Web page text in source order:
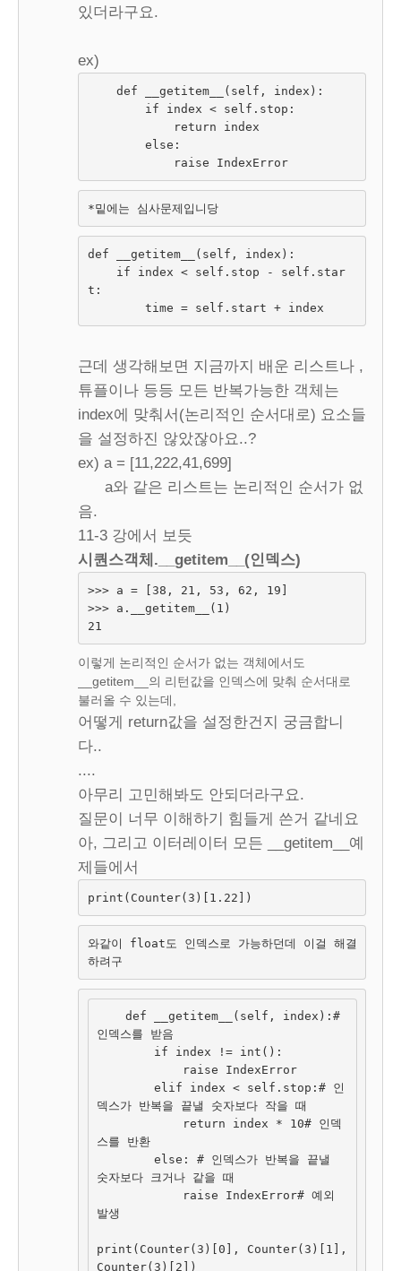
있더라구요.
ex)
def __getitem__(self, index):
if index < self.stop:
return index
else:
raise IndexError
*밑에는 심사문제입니당
def __getitem__(self, index):
t:
        time = self.start + index
근데 생각해보면 지금까지 배운 리스트나 ,
튜플이나 등등 모든 반복가능한 객체는
index에 맞춰서(논리적인 순서대로) 요소들
을 설정하진 않았잖아요..?
ex) a = [11,222,41,699]
a와 같은 리스트는 논리적인 순서가 없
음.
11-3 강에서 보듯
시퀀스객체.__getitem__(인덱스)
>>> a = [38, 21, 53, 62, 19]
>>> a.__getitem__(1)
21
이렇게 논리적인 순서가 없는 객체에서도
__getitem__의 리턴값을 인덱스에 맞춰 순서대로
불러올 수 있는데,
어떻게 return값을 설정한건지 궁금합니
다..
....
아무리 고민해봐도 안되더라구요.
질문이 너무 이해하기 힘들게 쓴거 같네요
아, 그리고 이터레이터 모든 __getitem__예
제들에서
print(Counter(3)[1.22])
와같이 float도 인덱스로 가능하던데 이걸 해결
하려구
인덱스를 받음
        if index != int():
            raise IndexError
덱스가 반복을 끝낼 숫자보다 작을 때
스를 반환
숫자보다 크거나 같을 때
발생
print(Counter(3)[0], Counter(3)[1],
Counter(3)[2])